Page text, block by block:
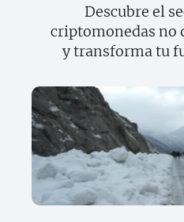
Descubre el
criptomonedas no
y transforma tu